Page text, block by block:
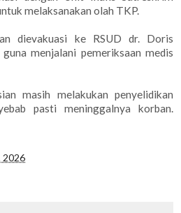
melaksanakan olah TKP.
dievakuasi ke RSUD dr. Doris
menjalani pemeriksaan medis
masih melakukan penyelidikan
pasti meninggalnya korban.
2026